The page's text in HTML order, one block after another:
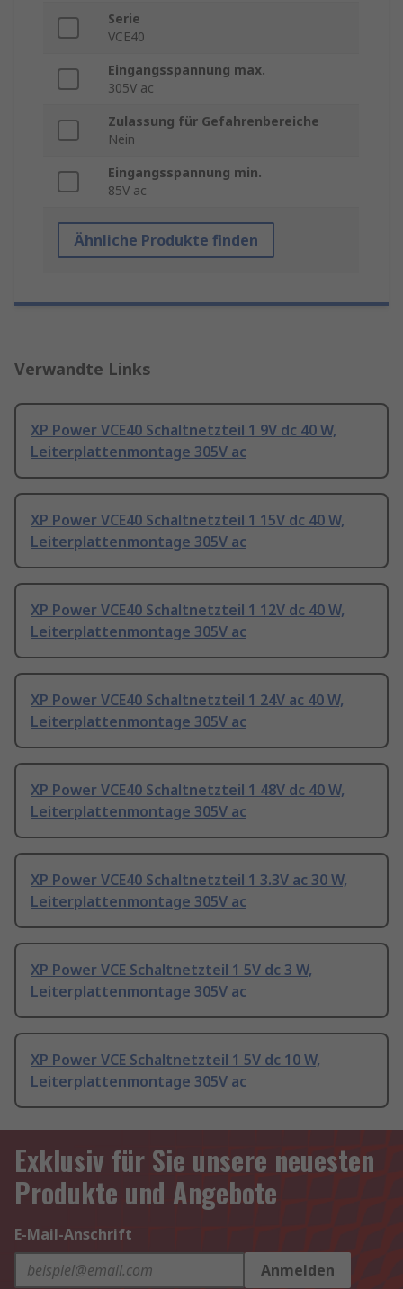
Serie
VCE40
Eingangsspannung max.
305V ac
Zulassung für Gefahrenbereiche
Nein
Eingangsspannung min.
85V ac
Ähnliche Produkte finden
Verwandte Links
XP Power VCE40 Schaltnetzteil 1 9V dc 40 W,
Leiterplattenmontage 305V ac
XP Power VCE40 Schaltnetzteil 1 15V dc 40 W,
Leiterplattenmontage 305V ac
XP Power VCE40 Schaltnetzteil 1 12V dc 40 W,
Leiterplattenmontage 305V ac
XP Power VCE40 Schaltnetzteil 1 24V ac 40 W,
Leiterplattenmontage 305V ac
XP Power VCE40 Schaltnetzteil 1 48V dc 40 W,
Leiterplattenmontage 305V ac
XP Power VCE40 Schaltnetzteil 1 3.3V ac 30 W,
Leiterplattenmontage 305V ac
XP Power VCE Schaltnetzteil 1 5V dc 3 W,
Leiterplattenmontage 305V ac
XP Power VCE Schaltnetzteil 1 5V dc 10 W,
Leiterplattenmontage 305V ac
Exklusiv für Sie unsere neuesten
Produkte und Angebote
E-Mail-Anschrift
Anmelden